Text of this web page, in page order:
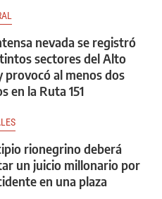
nevada se registró
sectores del Alto
provocó al menos dos
en la Ruta 151
rionegrino deberá
un juicio millonario por
en una plaza